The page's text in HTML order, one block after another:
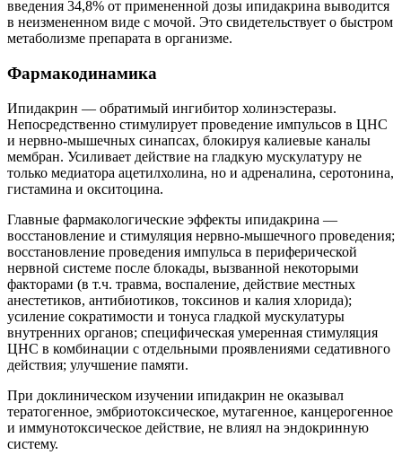
введения 34,8% от примененной дозы ипидакрина выводится
в неизмененном виде с мочой. Это свидетельствует о быстром
метаболизме препарата в организме.
Фармакодинамика
Ипидакрин — обратимый ингибитор холинэстеразы.
Непосредственно стимулирует проведение импульсов в ЦНС
и нервно-мышечных синапсах, блокируя калиевые каналы
мембран. Усиливает действие на гладкую мускулатуру не
только медиатора ацетилхолина, но и адреналина, серотонина,
гистамина и окситоцина.
Главные фармакологические эффекты ипидакрина —
восстановление и стимуляция нервно-мышечного проведения;
восстановление проведения импульса в периферической
нервной системе после блокады, вызванной некоторыми
факторами (в т.ч. травма, воспаление, действие местных
анестетиков, антибиотиков, токсинов и калия хлорида);
усиление сократимости и тонуса гладкой мускулатуры
внутренних органов; специфическая умеренная стимуляция
ЦНС в комбинации с отдельными проявлениями седативного
действия; улучшение памяти.
При доклиническом изучении ипидакрин не оказывал
тератогенное, эмбриотоксическое, мутагенное, канцерогенное
и иммунотоксическое действие, не влиял на эндокринную
систему.